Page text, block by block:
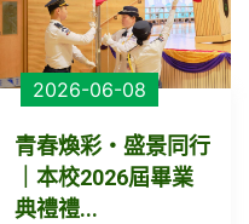
2026-06-08
青春煥彩・盛景同行
｜本校2026屆畢業
典禮禮...